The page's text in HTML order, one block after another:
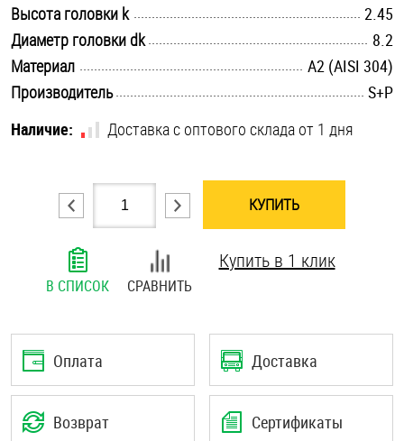
Шпильки
Шплинты
Штифты и пальцы
Высота головки k
2.45
Диаметр головки dk
8.2
Материал
А2 (AISI 304)
Производитель
S+P
Наличие:
Доставка с оптового склада от 1 дня
КУПИТЬ
В СПИСОК СРАВНИТЬ
Купить в 1 клик
Оплата Доставка
Возврат Сертификаты